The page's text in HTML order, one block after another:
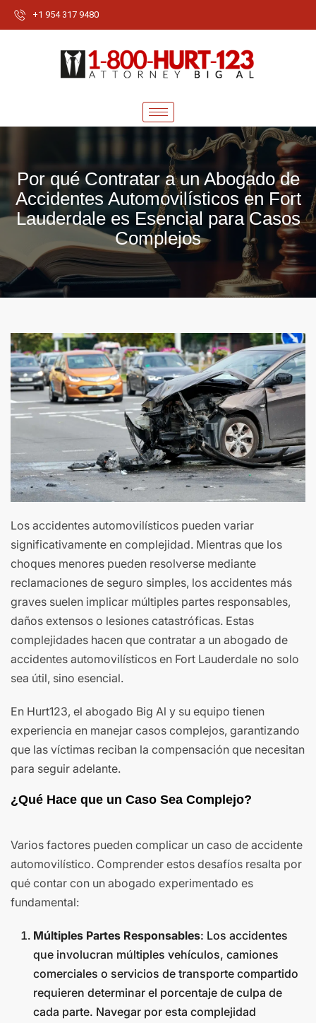
+1 954 317 9480
Por qué Contratar a un Abogado de
Accidentes Automovilísticos en Fort
Lauderdale es Esencial para Casos
Complejos
Los accidentes automovilísticos pueden variar
significativamente en complejidad. Mientras que los
choques menores pueden resolverse mediante
reclamaciones de seguro simples, los accidentes más
graves suelen implicar múltiples partes responsables,
daños extensos o lesiones catastróficas. Estas
complejidades hacen que contratar a un abogado de
accidentes automovilísticos en Fort Lauderdale no solo
sea útil, sino esencial.
En Hurt123, el abogado Big Al y su equipo tienen
experiencia en manejar casos complejos, garantizando
que las víctimas reciban la compensación que necesitan
para seguir adelante.
¿Qué Hace que un Caso Sea Complejo?
Varios factores pueden complicar un caso de accidente
automovilístico. Comprender estos desafíos resalta por
qué contar con un abogado experimentado es
fundamental:
Múltiples Partes Responsables: Los accidentes
que involucran múltiples vehículos, camiones
comerciales o servicios de transporte compartido
requieren determinar el porcentaje de culpa de
cada parte. Navegar por esta complejidad